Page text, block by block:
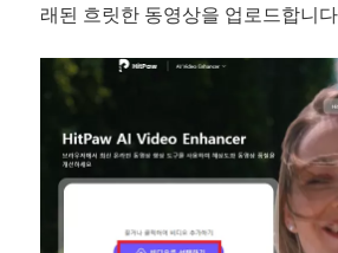
래된 흐릿한 동영상을 업로드합니